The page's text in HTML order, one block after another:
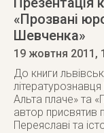
«Прозвані
Шевченка»
19 жовтня 2011 ,
До книги
Альта плаче» та
автор
Переяславі та